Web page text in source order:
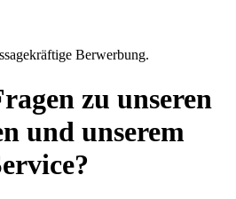
Berwerbung.
zu unseren
und unserem